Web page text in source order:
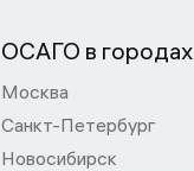
ОСАГО в городах
Москва
Санкт-Петербург
Новосибирск